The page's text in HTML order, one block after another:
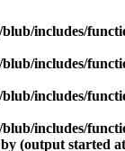
includes/
includes/
includes/
includes/
(output started